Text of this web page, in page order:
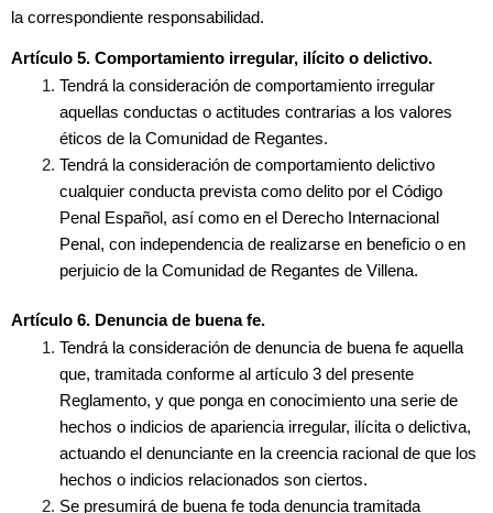
la correspondiente responsabilidad.
Artículo 5. Comportamiento irregular, ilícito o delictivo.
Tendrá la consideración de comportamiento irregular
aquellas conductas o actitudes contrarias a los valores
éticos de la Comunidad de Regantes.
Tendrá la consideración de comportamiento delictivo
cualquier conducta prevista como delito por el Código
Penal Español, así como en el Derecho Internacional
Penal, con independencia de realizarse en beneficio o en
perjuicio de la Comunidad de Regantes de Villena.
Artículo 6. Denuncia de buena fe.
Tendrá la consideración de denuncia de buena fe aquella
que, tramitada conforme al artículo 3 del presente
Reglamento, y que ponga en conocimiento una serie de
hechos o indicios de apariencia irregular, ilícita o delictiva,
actuando el denunciante en la creencia racional de que los
hechos o indicios relacionados son ciertos.
Se presumirá de buena fe toda denuncia tramitada